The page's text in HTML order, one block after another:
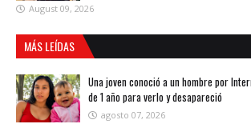
August 09, 2026
MÁS LEÍDAS
Una joven conoció a un hombre por
de 1 año para verlo y desapareció
agosto 07, 2026